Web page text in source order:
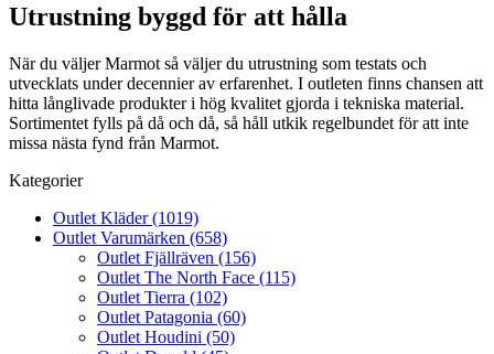
Utrustning byggd för att hålla
När du väljer Marmot så väljer du utrustning som testats och
utvecklats under decennier av erfarenhet. I outleten finns chansen att
hitta långlivade produkter i hög kvalitet gjorda i tekniska material.
Sortimentet fylls på då och då, så håll utkik regelbundet för att inte
missa nästa fynd från Marmot.
Kategorier
Outlet Kläder (1019)
Outlet Varumärken (658)
Outlet Fjällräven (156)
Outlet The North Face (115)
Outlet Tierra (102)
Outlet Patagonia (60)
Outlet Houdini (50)